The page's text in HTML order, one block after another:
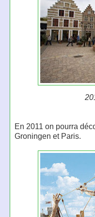
En 2011 on pourra
Groningen et Paris.